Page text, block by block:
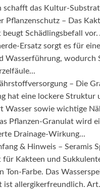
schafft das Kultur-
Pflanzenschutz – Das
beugt Schädlingsbefall vor.
Ersatz sorgt es für
Wasserführung, wodurch
– Die
hat eine lockere Struktur
Wasser sowie wichtige
Pflanzen-Granulat wird
Drainage-Wirkung...
& Hinweis – Seramis
für Kakteen und
Ton-Farbe. Das
ist allergikerfreundlich.